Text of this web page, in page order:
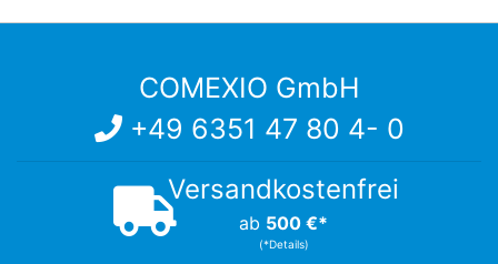
COMEXIO GmbH
+49 6351 47 80 4- 0
Versandkostenfrei
ab 500 €*
(*Details)